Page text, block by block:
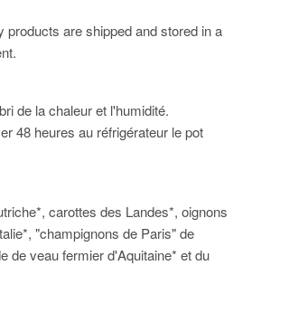
are shipped and stored in a
de la chaleur et l'humidité.
48 heures au réfrigérateur le pot
carottes des Landes*, oignons
"champignons de Paris" de
de veau fermier d'Aquitaine* et du